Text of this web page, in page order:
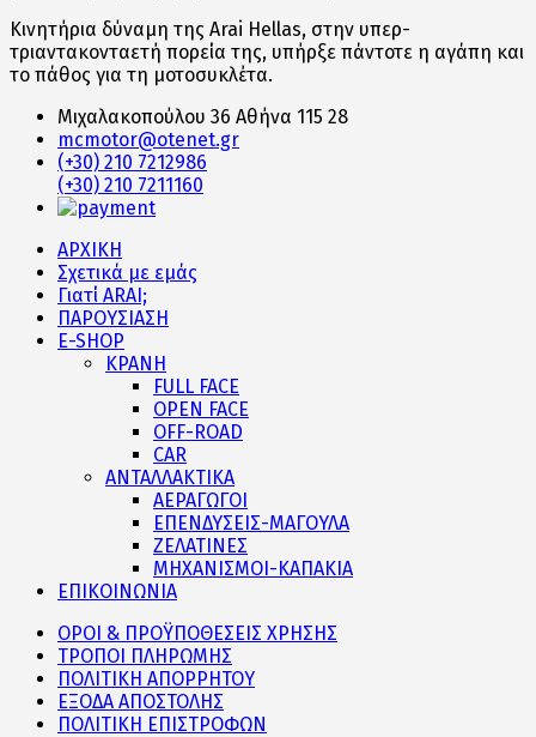
Κινητήρια δύναμη της Arai Hellas, στην υπερ-
τριαντακονταετή πορεία της, υπήρξε πάντοτε η αγάπη και
το πάθος για τη μοτοσυκλέτα.
Μιχαλακοπούλου 36 Αθήνα 115 28
mcmotor@otenet.gr
(+30) 210 7212986
(+30) 210 7211160
ΑΡΧΙΚΗ
Σχετικά με εμάς
Γιατί ARAI;
ΠΑΡΟΥΣΙΑΣΗ
E-SHOP
ΚΡΑΝΗ
FULL FACE
OPEN FACE
OFF-ROAD
CAR
ΑΝΤΑΛΛΑΚΤΙΚΑ
ΑΕΡΑΓΩΓΟΙ
ΕΠΕΝΔΥΣΕΙΣ-ΜΑΓΟΥΛΑ
ΖΕΛΑΤΙΝΕΣ
ΜΗΧΑΝΙΣΜΟΙ-ΚΑΠΑΚΙΑ
ΕΠΙΚΟΙΝΩΝΙΑ
ΟΡΟΙ & ΠΡΟΫΠΟΘΕΣΕΙΣ ΧΡΗΣΗΣ
ΤΡΟΠΟΙ ΠΛΗΡΩΜΗΣ
ΠΟΛΙΤΙΚΗ ΑΠΟΡΡΗΤΟΥ
ΕΞΟΔΑ ΑΠΟΣΤΟΛΗΣ
ΠΟΛΙΤΙΚΗ ΕΠΙΣΤΡΟΦΩΝ